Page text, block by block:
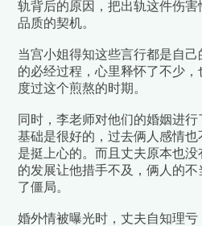
轨背后的原因，把出轨这件伤
品质的契机。
当宫小姐得知这些言行都是自
的必经过程，心里释怀了不少
度过这个煎熬的时期。
同时，李老师对他们的婚姻进
基础是很好的，过去俩人感情
是挺上心的。而且丈夫原本也
的发展让他措手不及，俩人的
了僵局。
婚外情被曝光时，丈夫自知理